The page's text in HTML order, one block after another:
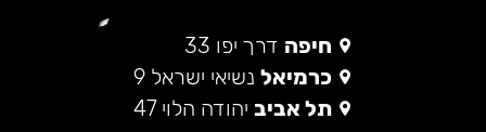
חיפה דרך יפו 33
כרמיאל נשיאי ישראל 9
תל אביב יהודה הלוי 47